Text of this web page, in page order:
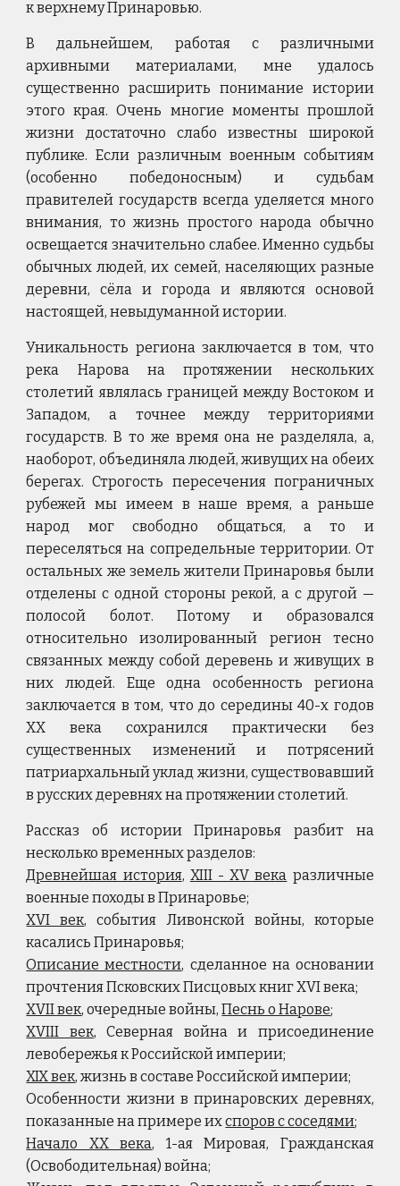
к верхнему Принаровью.
В дальнейшем, работая с различными
архивными материалами, мне удалось
существенно расширить понимание истории
этого края. Очень многие моменты прошлой
жизни достаточно слабо известны широкой
публике. Если различным военным событиям
(особенно победоносным) и судьбам
правителей государств всегда уделяется много
внимания, то жизнь простого народа обычно
освещается значительно слабее. Именно судьбы
обычных людей, их семей, населяющих разные
деревни, сёла и города и являются основой
настоящей, невыдуманной истории.
Уникальность региона заключается в том, что
река Нарова на протяжении нескольких
столетий являлась границей между Востоком и
Западом, а точнее между территориями
государств. В то же время она не разделяла, а,
наоборот, объединяла людей, живущих на обеих
берегах. Строгость пересечения пограничных
рубежей мы имеем в наше время, а раньше
народ мог свободно общаться, а то и
переселяться на сопредельные территории. От
остальных же земель жители Принаровья были
отделены с одной стороны рекой, а с другой —
полосой болот. Потому и образовался
относительно изолированный регион тесно
связанных между собой деревень и живущих в
них людей. Еще одна особенность региона
заключается в том, что до середины 40-х годов
XX века сохранился практически без
существенных изменений и потрясений
патриархальный уклад жизни, существовавший
в русских деревнях на протяжении столетий.
Рассказ об истории Принаровья разбит на
несколько временных разделов:
Древнейшая история, XIII - XV века различные
военные походы в Принаровье;
XVI век, события Ливонской войны, которые
касались Принаровья;
Описание местности, сделанное на основании
прочтения Псковских Писцовых книг XVI века;
XVII век, очередные войны,Песнь о Нарове;
XVIII век, Северная война и присоединение
левобережья к Российской империи;
XIX век, жизнь в составе Российской империи;
Особенности жизни в принаровских деревнях,
показанные на примере ихспоров с соседями;
Начало XX века, 1-ая Мировая, Гражданская
(Освободительная) война;